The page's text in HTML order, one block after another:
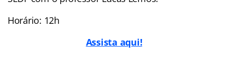
Horário: 12h
Assista aqui!